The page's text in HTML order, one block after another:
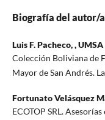
Biografía del autor/a
Luis F. Pacheco, ,UMSA
Colección Boliviana de
Mayor de San Andrés.
Fortunato Velásquez
ECOTOP SRL.